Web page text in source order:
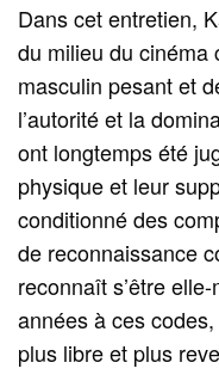
Dans cet entretien,
du milieu du cinéma
masculin pesant et
l’autorité et la
ont longtemps été
physique et leur
conditionné des
de reconnaissance
reconnaît s’être
années à ces
plus libre et plus